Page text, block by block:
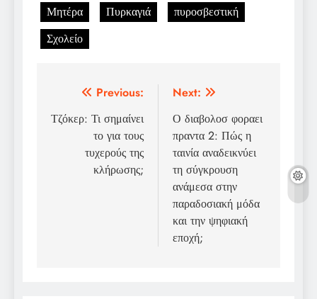
Μητέρα Πυρκαγιά
πυροσβεστική
Σχολείο
Post
navigation
Previous:
Τζόκερ: Τι σημαίνει
το για τους
τυχερούς της
κλήρωσης;
Next:
Ο διαβολοσ φοραει
πραντα 2: Πώς η
ταινία αναδεικνύει
τη σύγκρουση
ανάμεσα στην
παραδοσιακή μόδα
και την ψηφιακή
εποχή;